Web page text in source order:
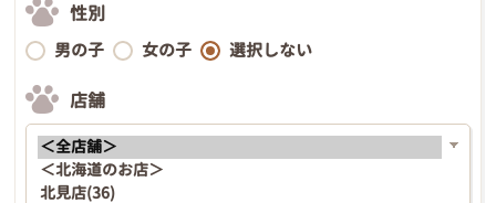
性別
男の子 女の子 選択しない
店舗